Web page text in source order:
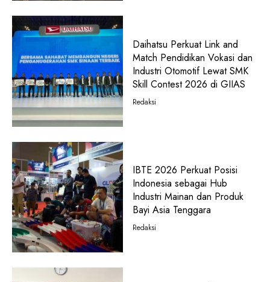
Daihatsu Perkuat Link and
Match Pendidikan Vokasi dan
Industri Otomotif Lewat SMK
Skill Contest 2026 di GIIAS
Redaksi
IBTE 2026 Perkuat Posisi
Indonesia sebagai Hub
Industri Mainan dan Produk
Bayi Asia Tenggara
Redaksi